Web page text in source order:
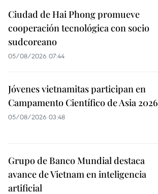
Ciudad de Hai Phong promueve
cooperación tecnológica con socio
sudcoreano
05/08/2026 07:44
Jóvenes vietnamitas participan en
Campamento Científico de Asia 2026
05/08/2026 03:48
Grupo de Banco Mundial destaca
avance de Vietnam en inteligencia
artificial